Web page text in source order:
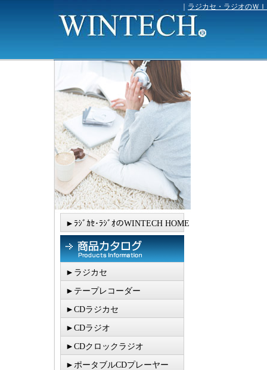
｜ラジカセ・ラジオのＷ
►ﾗｼﾞｶｾ･ﾗｼﾞｵのWINTECH HOME
►ラジカセ
►テープレコーダー
►CDラジカセ
►CDラジオ
►CDクロックラジオ
►ポータブルCDプレーヤー